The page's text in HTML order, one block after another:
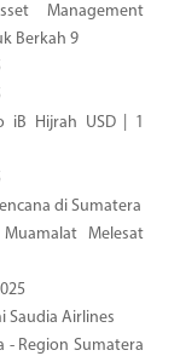
Management
Berkah 9
iB Hijrah USD | 1
di Sumatera
Melesat
Saudia Airlines
- Region Sumatera